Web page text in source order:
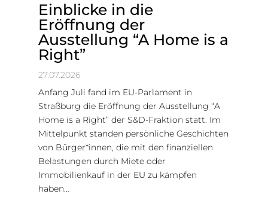
Einblicke in die
Eröffnung der
Ausstellung “A Home is a
Right”
27.07.2026
Anfang Juli fand im EU-Parlament in
Straßburg die Eröffnung der Ausstellung “A
Home is a Right” der S&D-Fraktion statt. Im
Mittelpunkt standen persönliche Geschichten
von Bürger*innen, die mit den finanziellen
Belastungen durch Miete oder
Immobilienkauf in der EU zu kämpfen
haben…